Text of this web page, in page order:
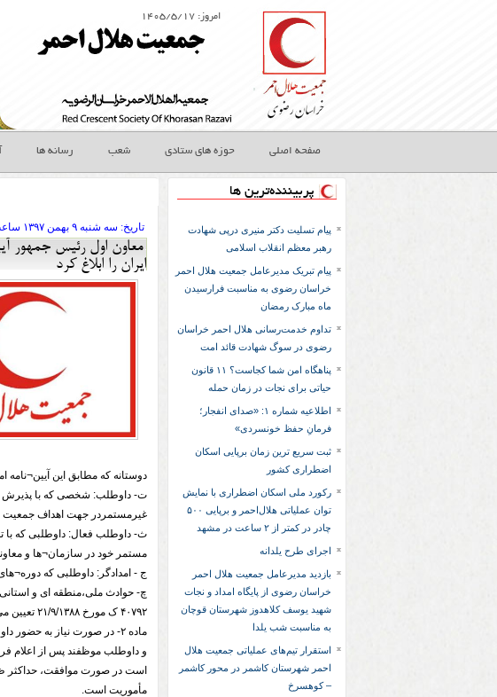
امروز: ۱۴۰۵/۵/۱۷
صفحه اصلی حوزه های ستادی شعب رسانه ها
پربیننده‌ترین ها
پیام تسلیت دکتر منیری درپی شهادت
رهبر معظم انقلاب اسلامی
پیام تبریک مدیرعامل جمعیت هلال احمر
خراسان رضوی به مناسبت فرارسیدن
ماه مبارک رمضان
تداوم خدمت‌رسانی هلال احمر خراسان
رضوی در سوگ شهادت قائد امت
پناهگاه امن شما کجاست؟ ۱۱ قانون
حیاتی برای نجات در زمان حمله
اطلاعیه شماره ۱: «صدای انفجار؛
فرمانِ حفظ خونسردی»
ثبت سریع‌ ترین زمان برپایی اسکان
اضطراری کشور
رکورد ملی اسکان اضطراری با نمایش
توان عملیاتی هلال‌احمر و برپایی ۵۰۰
چادر در کمتر از ۲ ساعت در مشهد
اجرای طرح یلدانه
بازدید مدیرعامل جمعیت هلال احمر
خراسان رضوی از پایگاه امداد و نجات
شهید یوسف کلاهدوز شهرستان قوچان
به مناسبت شب یلدا
استقرار تیم‌های عملیاتی جمعیت هلال
احمر شهرستان کاشمر در محور کاشمر
– کوهسرخ
تاريخ: ۱۳۹۷ سه شنبه ۹ بهمن
ایران را ابلاغ کرد
دوستانه که مطابق این
ت- داوطلب: شخصی که با پذیرش
غیرمستمردر جهت اهداف جمعیت
ث- داوطلب فعال: داوطلبی که با
مستمر خود در سازمان¬ها و
ج - امدادگر: داوطلبی که
۴۰۷۹۲ ک مورخ ۲۱/۹/۱۳۸۸ تعیین می¬شود.
ماده ۲- در صورت نیاز به
و داوطلب موظفند پس از اعلام
مأموریت است.